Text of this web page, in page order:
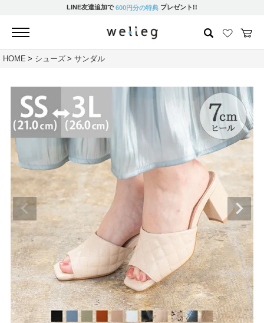
LINE友達追加で600円分の特典 プレゼント!!
HOME シューズ サンダル